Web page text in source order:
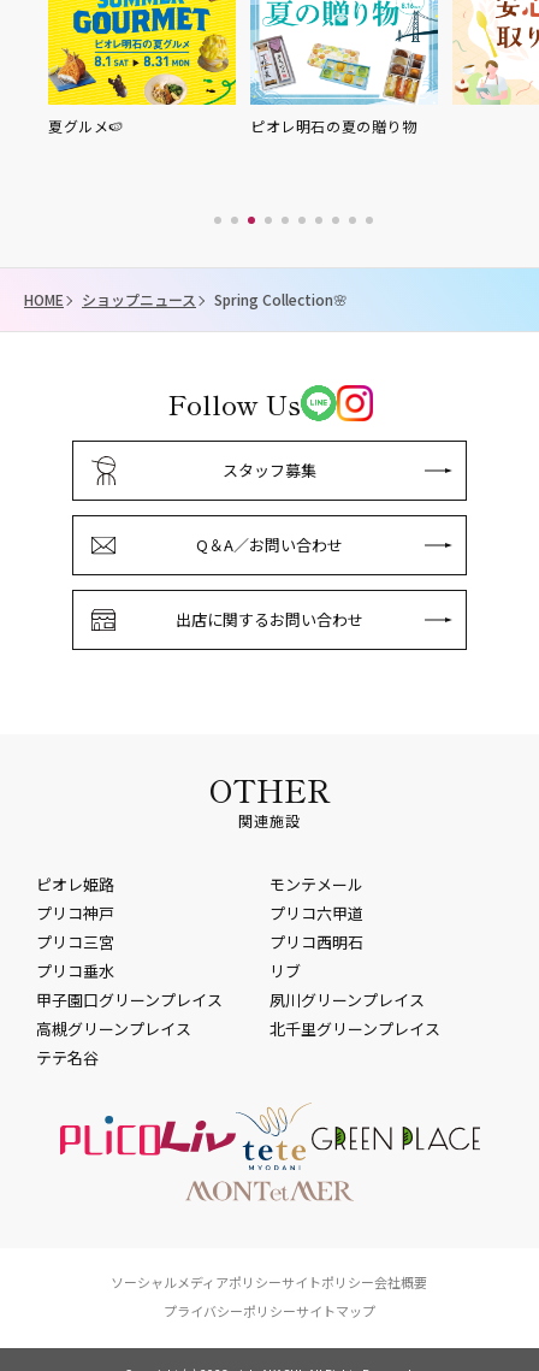
夏グルメ🍉 ピオレ明石の夏の贈り物
HOME ショップニュース Spring Collection🌸
Follow Us
スタッフ募集
Q＆A／お問い合わせ
出店に関するお問い合わせ
OTHER
関連施設
ピオレ姫路
モンテメール
プリコ神戸
プリコ六甲道
プリコ三宮
プリコ西明石
プリコ垂水
リブ
甲子園口グリーンプレイス
夙川グリーンプレイス
高槻グリーンプレイス
北千里グリーンプレイス
テテ名谷
ソーシャルメディアポリシーサイトポリシー会社概要
プライバシーポリシーサイトマップ